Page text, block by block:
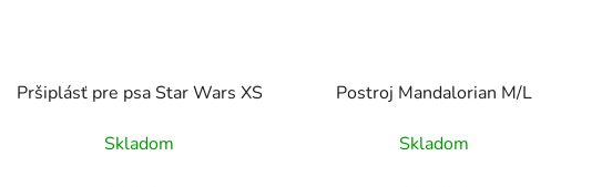
Pršiplásť pre psa Star Wars XS
Skladom
Postroj Mandalorian M/L
Skladom